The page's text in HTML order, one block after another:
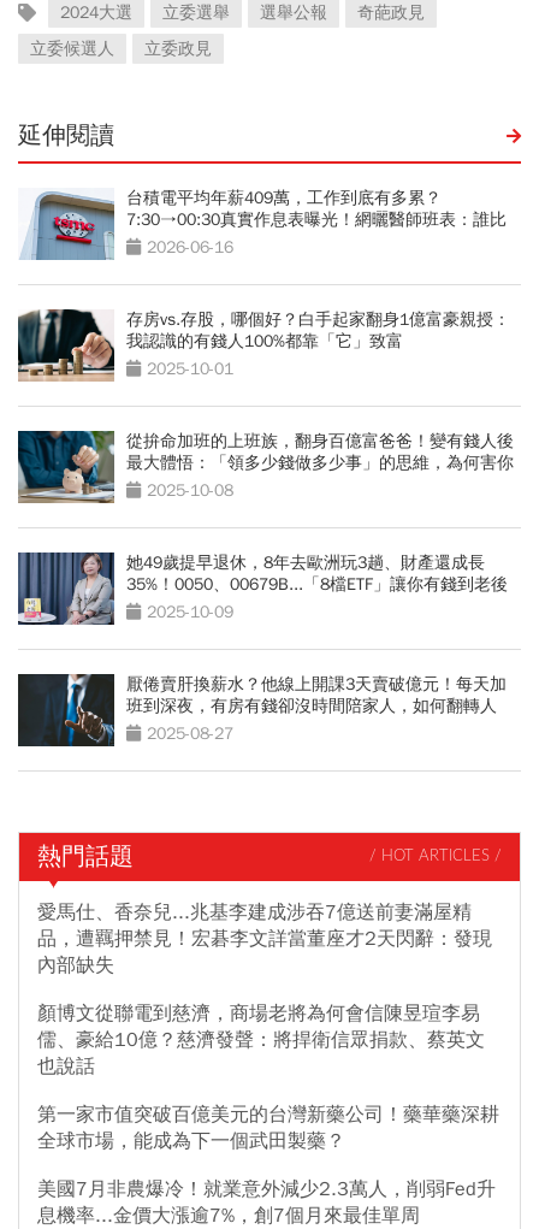
2024大選 立委選舉 選舉公報
奇葩政見
立委候選人
立委政見
延伸閱讀
台積電平均年薪409萬，工作到底有多累？
7:30→00:30真實作息表曝光！網曬醫師班表：誰比
較操？
2026-06-16
存房vs.存股，哪個好？白手起家翻身1億富豪親授：
我認識的有錢人100%都靠「它」致富
2025-10-01
從拚命加班的上班族，翻身百億富爸爸！變有錢人後
最大體悟：「領多少錢做多少事」的思維，為何害你
變窮？
2025-10-08
她49歲提早退休，8年去歐洲玩3趟、財產還成長
35%！0050、00679B...「8檔ETF」讓你有錢到老後
2025-10-09
厭倦賣肝換薪水？他線上開課3天賣破億元！每天加
班到深夜，有房有錢卻沒時間陪家人，如何翻轉人
生？2025-08-27
熱門話題 / HOT ARTICLES /
愛馬仕、香奈兒...兆基李建成涉吞7億送前妻滿屋精
品，遭羈押禁見！宏碁李文詳當董座才2天閃辭：發現
內部缺失
顏博文從聯電到慈濟，商場老將為何會信陳昱瑄李易
儒、豪給10億？慈濟發聲：將捍衛信眾捐款、蔡英文
也說話
第一家市值突破百億美元的台灣新藥公司！藥華藥深耕
全球市場，能成為下一個武田製藥？
美國7月非農爆冷！就業意外減少2.3萬人，削弱Fed升
息機率...金價大漲逾7%，創7個月來最佳單周